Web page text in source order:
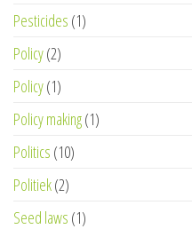
Pesticides (1)
Policy(2)
Policy(1)
Policy making(1)
Politics (10)
Politiek(2)
Seed laws (1)